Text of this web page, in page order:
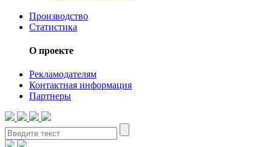
Производство
Статистика
О проекте
Рекламодателям
Контактная информация
Партнеры